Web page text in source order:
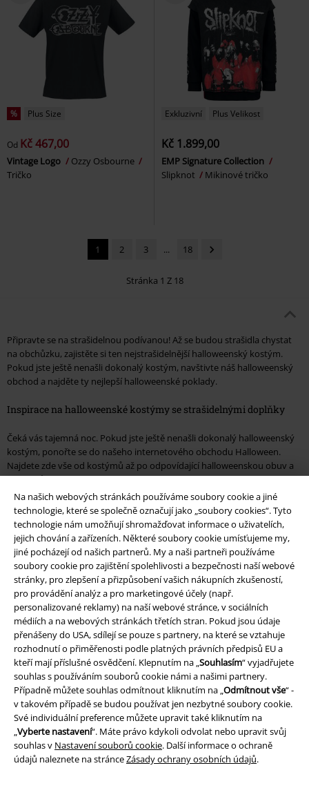
Na našich webových stránkách používáme soubory cookie a jiné
technologie, které se společně označují jako „soubory cookies“. Tyto
technologie nám umožňují shromažďovat informace o uživatelích,
jejich chování a zařízeních. Některé soubory cookie umísťujeme my,
jiné pocházejí od našich partnerů. My a naši partneři používáme
soubory cookie pro zajištění spolehlivosti a bezpečnosti naší webové
stránky, pro zlepšení a přizpůsobení vašich nákupních zkušeností,
pro provádění analýz a pro marketingové účely (např.
personalizované reklamy) na naší webové stránce, v sociálních
médiích a na webových stránkách třetích stran. Pokud jsou údaje
přenášeny do USA, sdílejí se pouze s partnery, na které se vztahuje
rozhodnutí o přiměřenosti podle platných právních předpisů EU a
kteří mají příslušné osvědčení. Klepnutím na „Souhlasím“ vyjadřujete
souhlas s používáním souborů cookie námi a našimi partnery.
Případně můžete souhlas odmítnout kliknutím na „Odmítnout vše“ -
v takovém případě se budou používat jen nezbytné soubory cookie.
Své individuální preference můžete upravit také kliknutím na
„Vyberte nastavení“. Máte právo kdykoli odvolat nebo upravit svůj
souhlas v Nastavení souborů cookie. Další informace o ochraně
údajů naleznete na stránceZásady ochrany osobních údajů.
% Plus Size
Od Kč 467,00
Vintage Logo
Ozzy Osbourne
Tričko
Exkluzivní Plus Velikost
Kč 1.899,00
EMP Signature Collection
Slipknot
Mikinové tričko
1 2 3 ... 18
Stránka 1 Z 18
Připravte se na strašidelnou podívanou! Až se budou strašidla chystat
na obchůzku, zajistěte si ten nejstrašidelnější halloweenský kostým.
Pokud jste ještě nenašli dokonalý kostým, navštivte náš halloweenský
obchod a najděte ty nejlepší halloweenské poklady.
Inspirace na halloweenské kostýmy se strašidelnými doplňky
Čeká vás tajemná noc. Pokud jste ještě nenašli dokonalý halloweenský
kostým, ponořte se do našeho internetového obchodu Halloween.
Najdete zde vše od kostýmů až po odpovídající halloweenskou obuv a
večer může být kouzelný...
Halloween se v České republice objevil zhruba před dvaceti lety a stal se
oblíbenou zábavou pro všechny věkové kategorie. Dokonalékostýmy
na Halloweenpro ženy, muže i děti doplní každou strašidelnou
eskapádu. Pociťte kouzlo Halloweenu v našem obchodě!
Evropský duch oslav dal vzniknout jak svátku Všech svatých, tak tradici
zahánění zlých duchů v předvečer Všech svatých, která se vyvinula v
Halloween. Pokud hledáte jedinečnéHalloweenské doplňky
pozvednou váš vzhled, najdete je v našem halloweenském obchodě za
lákavé ceny!
Halloween není jen o strašidelných setkáních. Zahrnuje mnoho
rozkošných a strašidelných tradic. Podívejte se na naše nejlepší návrhy
zde.
Halloweenské dekorace do domácnosti: strašidelně krásné
Přeměňte v tomto období svůj domov ve strašidelné útočiště s naší
exkluzivní nabídkouHalloweenských dekorací. Od strašidelných závěsů
na zeď až po okouzlující dekorace na stůl - náš halloweenský obchod